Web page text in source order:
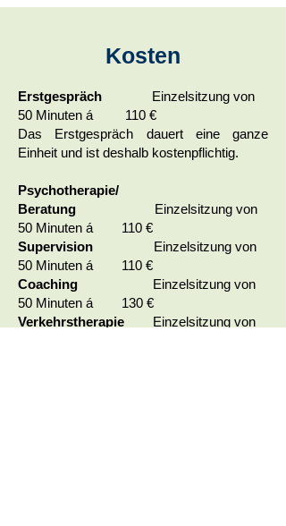
Kosten
Erstgespräch Einzelsitzung von
50 Minuten á 110 €
Das Erstgespräch dauert eine ganze
Einheit und ist deshalb kostenpflichtig.
Psychotherapie/
Beratung
Einzelsitzung von
50 Minuten á 110 €
Supervision Einzelsitzung von
50 Minuten á 110 €
Coaching Einzelsitzung von
50 Minuten á 130 €
Verkehrstherapie Einzelsitzung von